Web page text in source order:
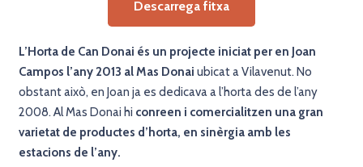
Descarrega fitxa
L’Horta de Can Donai és un projecte iniciat per en Joan
Campos l’any 2013 al Mas Donai ubicat a Vilavenut. No
obstant això, en Joan ja es dedicava a l’horta des de l’any
2008. Al Mas Donai hi conreen i comercialitzen una gran
varietat de productes d’horta, en sinèrgia amb les
estacions de l’any.